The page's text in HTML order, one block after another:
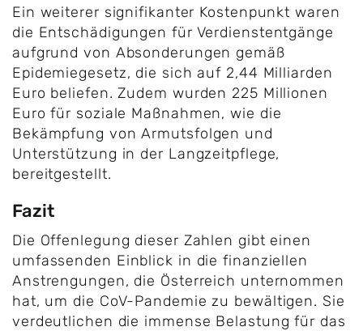
Ein weiterer signifikanter Kostenpunkt waren
die Entschädigungen für Verdienstentgänge
aufgrund von Absonderungen gemäß
Epidemiegesetz, die sich auf 2,44 Milliarden
Euro beliefen. Zudem wurden 225 Millionen
Euro für soziale Maßnahmen, wie die
Bekämpfung von Armutsfolgen und
Unterstützung in der Langzeitpflege,
bereitgestellt.
Fazit
Die Offenlegung dieser Zahlen gibt einen
umfassenden Einblick in die finanziellen
Anstrengungen, die Österreich unternommen
hat, um die CoV-Pandemie zu bewältigen. Sie
verdeutlichen die immense Belastung für das